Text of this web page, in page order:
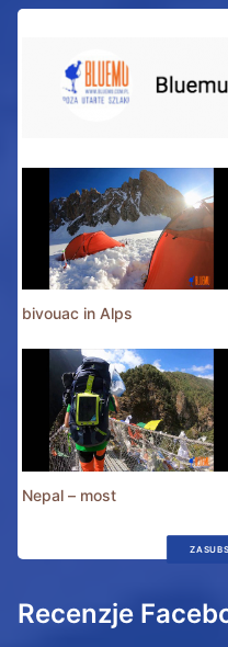
bivouac in Alps
Nepal – most
Recenzje